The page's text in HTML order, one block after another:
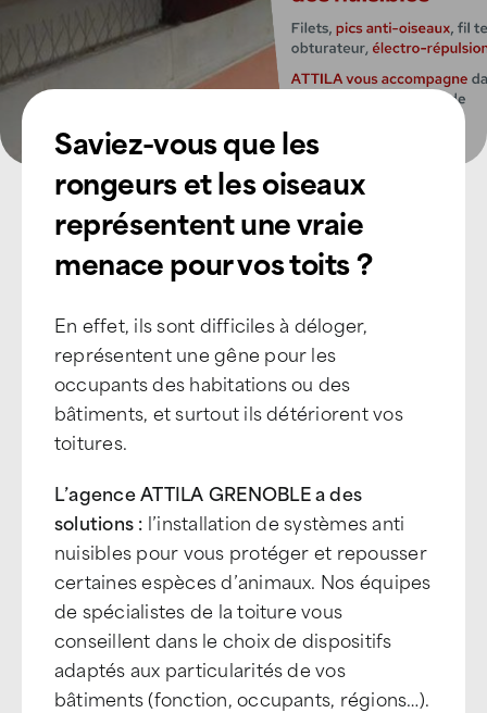
Saviez-vous que les
rongeurs et les oiseaux
représentent une vraie
menace pour vos toits ?
En effet, ils sont difficiles à déloger,
représentent une gêne pour les
occupants des habitations ou des
bâtiments, et surtout ils détériorent vos
toitures.
L’agence ATTILA GRENOBLE a des
solutions : l’installation de systèmes anti
nuisibles pour vous protéger et repousser
certaines espèces d’animaux. Nos équipes
de spécialistes de la toiture vous
conseillent dans le choix de dispositifs
adaptés aux particularités de vos
bâtiments (fonction, occupants, régions…).